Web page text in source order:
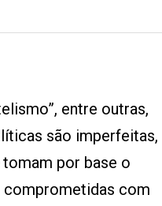
entre outras,
são imperfeitas,
por base o
comprometidas com